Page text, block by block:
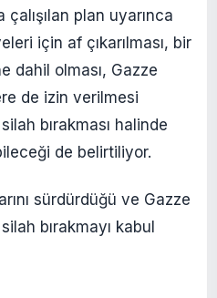
plan uyarınca
için af çıkarılması, bir
dahil olması, Gazze
de izin verilmesi
bırakması halinde
de belirtiliyor.
sürdürdüğü ve Gazze
bırakmayı kabul